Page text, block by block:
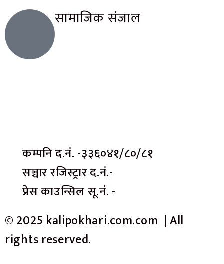
सामाजिक संजाल
कम्पनि द.नं. -३३६०४१/८०/८१
सञ्चार रजिस्ट्रार द.नं.-
प्रेस काउन्सिल सू.नं. -
© 2025 kalipokhari.com.com | All
rights reserved.